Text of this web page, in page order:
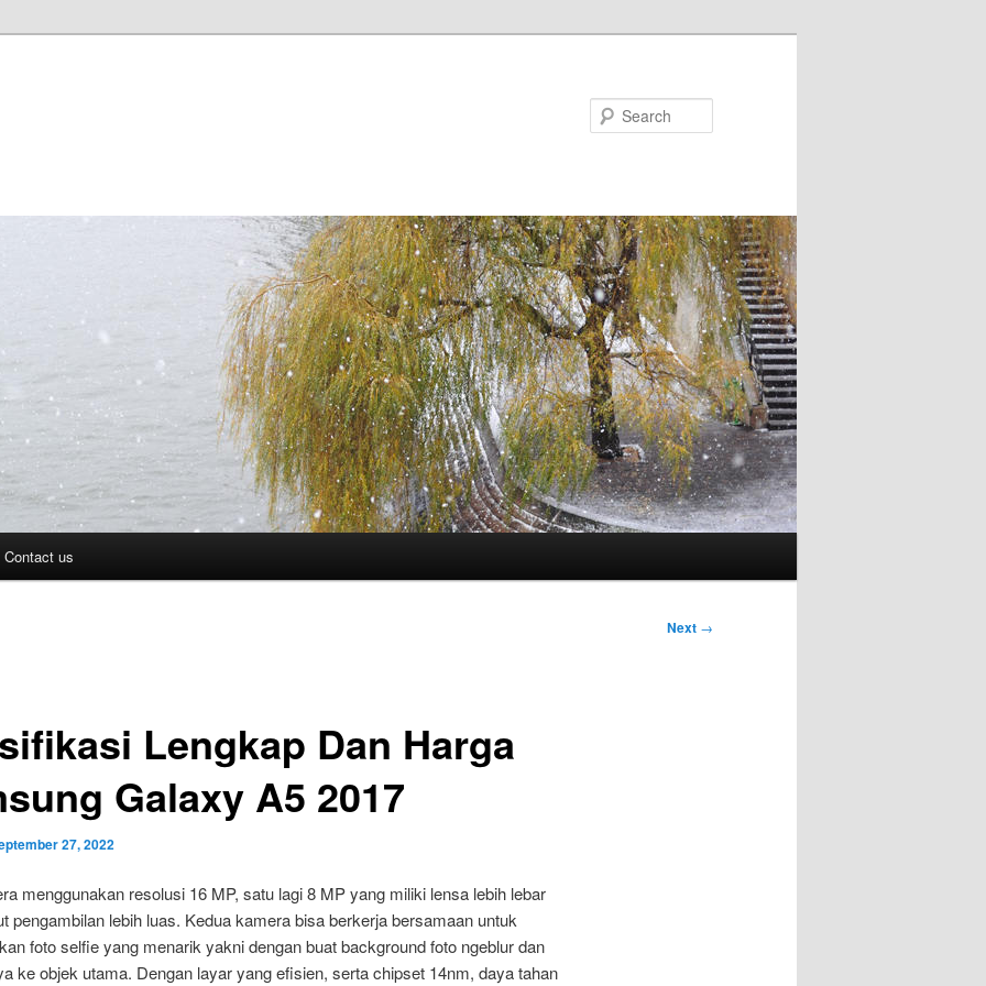
Contact us
Next →
Lengkap Dan Harga
Galaxy A5 2017
27, 2022
menggunakan resolusi 16 MP, satu lagi 8 MP yang miliki lensa lebih lebar
pengambilan lebih luas. Kedua kamera bisa berkerja bersamaan untuk
foto selfie yang menarik yakni dengan buat background foto ngeblur dan
ke objek utama. Dengan layar yang efisien, serta chipset 14nm, daya tahan